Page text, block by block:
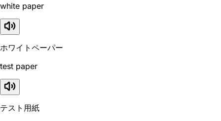
white paper
ホワイトペーパー
test paper
テスト用紙